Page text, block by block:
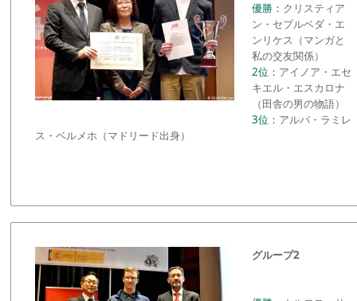
優勝： クリスティア
ン・セプルベダ・エ
ンリケス（マンガと
私の交友関係）
2位： アイノア・エセ
キエル・エスカロナ
（田舎の男の物語）
3位： アルバ・ラミレ
ス・ベルメホ（マドリード出身）
グループ2